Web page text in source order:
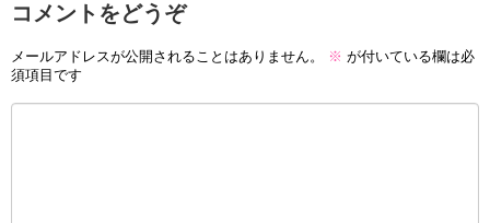
コメントをどうぞ
メールアドレスが公開されることはありません。 ※ が付いている欄は必
須項目です